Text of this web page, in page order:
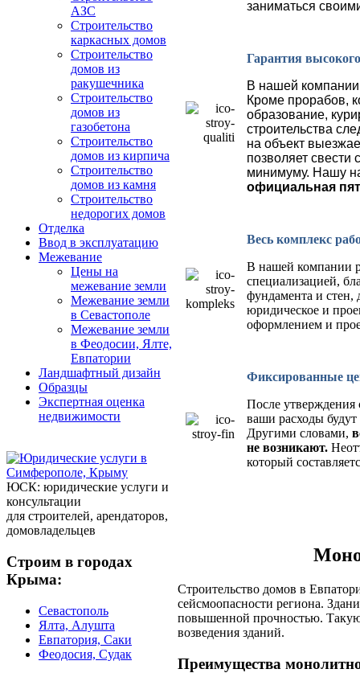
АЗС
Строительство
каркасных домов
Строительство
домов из
ракушечника
Строительство
домов из
газобетона
Строительство
домов из кирпича
Строительство
домов из камня
Строительство
недорогих домов
Отделка
Ввод в эксплуатацию
Межевание
Цены на
межевание земли
Межевание земли
в Севастополе
Межевание земли
в Феодосии, Ялте,
Евпатории
Ландшафтный дизайн
Образцы
Экспертная оценка
недвижимости
ЮСК: юридические услуги и
консультации
для строителей, арендаторов,
домовладельцев
Строим в городах
Крыма:
Севастополь
Ялта, Алушта
Евпатория, Саки
Феодосия, Судак
заниматься
Гарантия
В нашей компании
Кроме прорабов,
образование,
строительства
на объект
позволяет свести
минимуму. Нашу
официальная
Весь комплекс
В нашей компании
специализацией,
фундамента и стен,
юридическое и
оформлением и
Фиксированные
После
ваши расходы будут
Другими словами,
не возникают.
который
Строительство домов в
сейсмоопасности региона.
повышенной прочностью. Такую
возведения зданий.
Преимущества